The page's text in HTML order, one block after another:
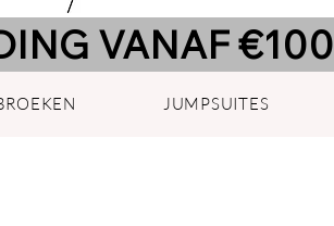
JUMPSUITES
VANAF